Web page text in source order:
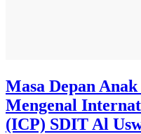
Masa Depan
Mengenal
(ICP) SDIT Al